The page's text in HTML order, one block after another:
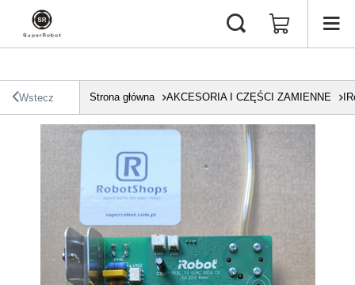
Wstecz Strona główna AKCESORIA I CZĘŚCI ZAMIENNE